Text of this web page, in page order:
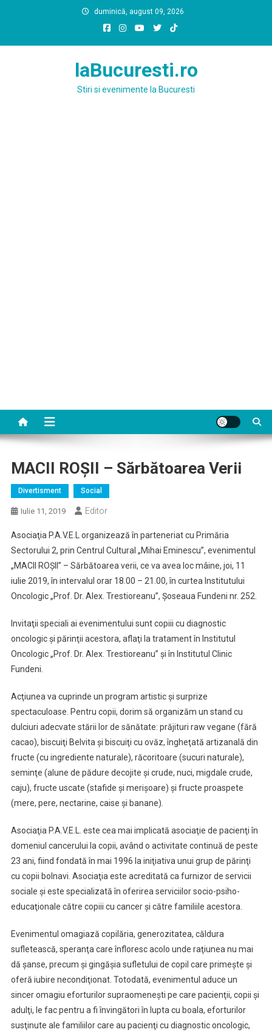
duminică, august 09, 2026
laBucuresti.ro
Stiri si evenimente la Bucuresti
MACII ROŞII – Sărbătoarea Verii
Divertisment Social
Iulie 11, 2019 Editor
Asociaţia P.A.V.E.L organizează în parteneriat cu Primăria
Sectorului 2, prin Centrul Cultural „Mihai Eminescu”, evenimentul
„MACII ROŞII” – Sărbătoarea verii, ce va avea loc mâine, joi, 11
iulie 2019, în intervalul orar 18.00 – 21.00, în curtea Institutului
Oncologic „Prof. Dr. Alex. Trestioreanu”, Şoseaua Fundeni nr. 252.
Invitaţii speciali ai evenimentului sunt copiii cu diagnostic
oncologic şi părinţii acestora, aflaţi la tratament în Institutul
Oncologic „Prof. Dr. Alex. Trestioreanu” şi în Institutul Clinic
Fundeni.
Acţiunea va cuprinde un program artistic şi surprize
spectaculoase. Pentru copii, dorim să organizăm un stand cu
dulciuri adecvate stării lor de sănătate: prăjituri raw vegane (fără
cacao), biscuiţi Belvita şi biscuiţi cu ovăz, îngheţată artizanală din
fructe (cu ingrediente naturale), răcoritoare (sucuri naturale),
seminţe (alune de pădure decojite şi crude, nuci, migdale crude,
caju), fructe uscate (stafide şi merişoare) şi fructe proaspete
(mere, pere, nectarine, caise şi banane).
Asociaţia P.A.V.E.L. este cea mai implicată asociaţie de pacienţi în
domeniul cancerului la copii, având o activitate continuă de peste
23 ani, fiind fondată în mai 1996 la iniţiativa unui grup de părinţi
cu copii bolnavi. Asociaţia este acreditată ca furnizor de servicii
sociale şi este specializată în oferirea serviciilor socio-psiho-
educaţionale către copiii cu cancer şi către familiile acestora.
Evenimentul omagiază copilăria, generozitatea, căldura
sufletească, speranţa care înfloresc acolo unde raţiunea nu mai
dă şanse, precum şi gingăşia sufletului de copil care primeşte şi
oferă iubire necondiţionat. Totodată, evenimentul aduce un
sincer omagiu eforturilor supraomeneşti pe care pacienţii, copii şi
adulţi, le fac pentru a fi învingători în lupta cu boala, eforturilor
susţinute ale familiilor care au pacienţi cu diagnostic oncologic,